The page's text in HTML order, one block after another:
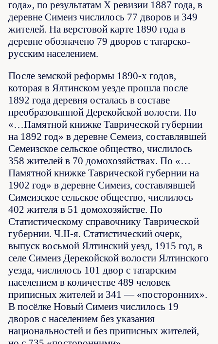
года», по результатам Х ревизии 1887 года, в
деревне Симеиз числилось 77 дворов и 349
жителей. На верстовой карте 1890 года в
деревне обозначено 79 дворов с татарско-
русским населением.
После земской реформы 1890-х годов,
которая в Ялтинском уезде прошла после
1892 года деревня осталась в составе
преобразованной Дерекойской волости. По
«…Памятной книжке Таврической губернии
на 1892 год» в деревне Семеиз, составлявшей
Семеизское сельское общество, числилось
358 жителей в 70 домохозяйствах. По «…
Памятной книжке Таврической губернии на
1902 год» в деревне Симеиз, составлявшей
Симеизское сельское общество, числилось
402 жителя в 51 домохозяйстве. По
Статистическому справочнику Таврической
губернии. Ч.II-я. Статистический очерк,
выпуск восьмой Ялтинский уезд, 1915 год, в
селе Симеиз Дерекойской волости Ялтинского
уезда, числилось 101 двор с татарским
населением в количестве 489 человек
приписных жителей и 341 — «посторонних».
В посёлке Новый Симеиз числилось 19
дворов с населением без указания
национальностей и без приписных жителей,